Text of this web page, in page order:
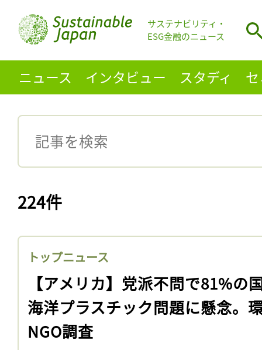
サステナビリティ・
ESG金融のニュース
ニュース インタビュー スタディ
224件
トップニュース
【アメリカ】党派不問で81%の
海洋プラスチック問題に懸念。
NGO調査